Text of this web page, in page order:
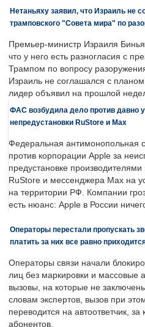
Нетаньяху заявил, что Израиль не
трамповского "Совета мира" по
Премьер-министр Израиля
что у него есть разногласия с
Трампом по вопросу
Израиль не соглашался с
лидер объявил на прошлой
ФАС возбудила дело против давно
непредустановки RuStore и Max
Федеральная антимонопольная
против корпорации Apple за
предустановке
RuStore и мессенджера Max на
на территории РФ. Компании
есть нюанс: Apple в России
Операторы перестали пропускать
платить за них все равно
Операторы связи начали
лиц без маркировки и массовые
вызовы, на которые не
словам экспертов, вызов при
переводится на автоответчик,
абонентов.